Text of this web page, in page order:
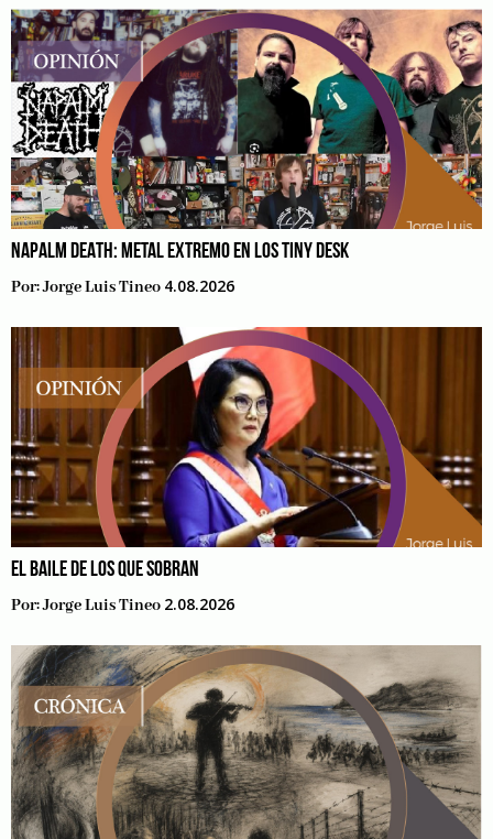
NAPALM DEATH: METAL EXTREMO EN LOS TINY DESK
Por:Jorge Luis Tineo 4.08.2026
EL BAILE DE LOS QUE SOBRAN
Por:Jorge Luis Tineo 2.08.2026